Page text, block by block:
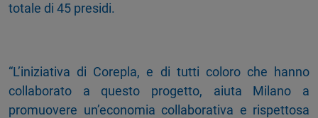
totale di 45 presidi.
“L’iniziativa di Corepla, e di tutti coloro che hanno
collaborato a questo progetto, aiuta Milano a
promuovere un’economia collaborativa e rispettosa